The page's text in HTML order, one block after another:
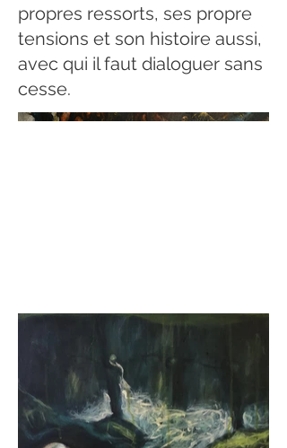
propres ressorts, ses propre
tensions et son histoire aussi,
avec qui il faut dialoguer sans
cesse.